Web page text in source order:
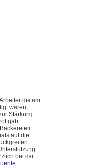
die am
waren,
Stärkung
gab.
auf die
bei der